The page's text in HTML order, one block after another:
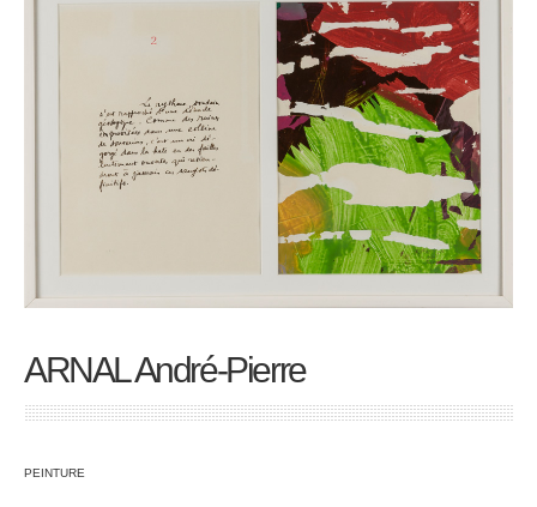
ARNAL André-Pierre
PEINTURE